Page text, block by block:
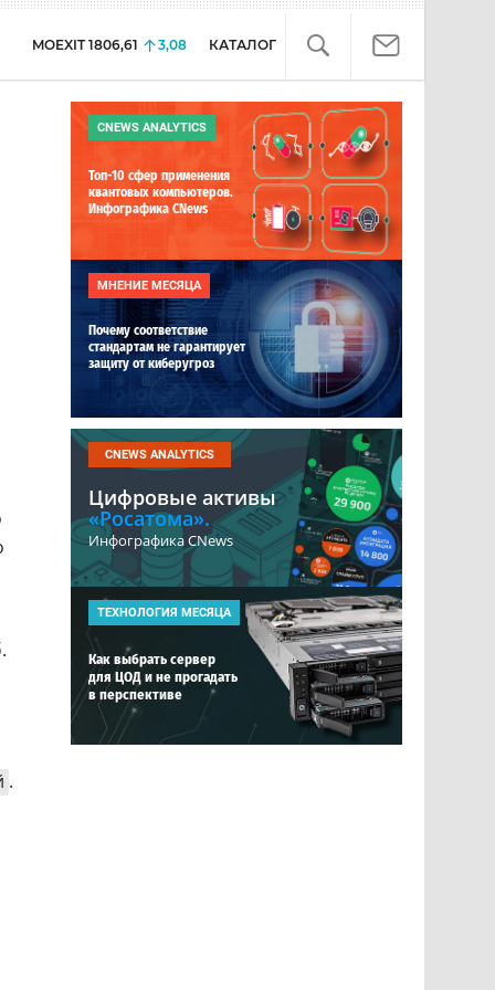
MOEXIT 1806,61 3,08 КАТАЛОГ
.
CNEWS ANALYTICS
Топ-10 сфер применения
квантовых компьютеров.
Инфографика CNews
МНЕНИЕ МЕСЯЦА
Почему соответствие
стандартам не гарантирует
защиту от киберугроз
CNEWS ANALYTICS
Цифровые активы
«Росатома».
Инфографика CNews
ТЕХНОЛОГИЯ МЕСЯЦА
Как выбрать сервер
для ЦОД и не прогадать
в перспективе